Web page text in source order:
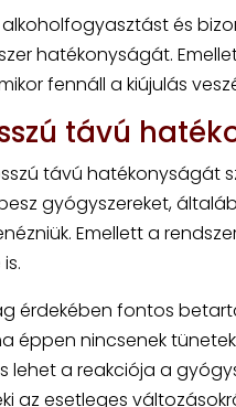
és
hatékonyságát.
fennáll a kiújulás
távú
távú hatékonyságát
gyógyszereket,
Emellett a
érdekében fontos
éppen nincsenek
a reakciója a
az esetleges